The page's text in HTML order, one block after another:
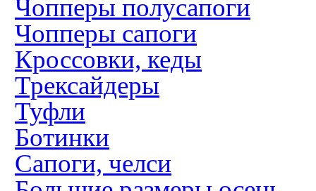
Чопперы полусапоги
Чопперы сапоги
Кроссовки, кеды
Трексайдеры
Туфли
Ботинки
Сапоги, челси